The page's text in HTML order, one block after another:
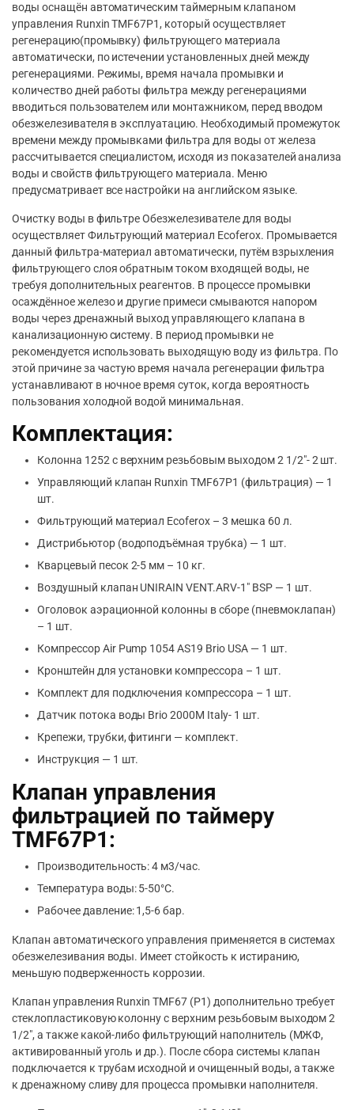
воды оснащён автоматическим таймерным клапаном
управления Runxin TMF67P1, который осуществляет
регенерацию(промывку) фильтрующего материала
автоматически, по истечении установленных дней между
регенерациями. Режимы, время начала промывки и
количество дней работы фильтра между регенерациями
вводиться пользователем или монтажником, перед вводом
обезжелезивателя в эксплуатацию. Необходимый промежуток
времени между промывками фильтра для воды от железа
рассчитывается специалистом, исходя из показателей анализа
воды и свойств фильтрующего материала. Меню
предусматривает все настройки на английском языке.
Очистку воды в фильтре Обезжелезивателе для воды
осуществляет Фильтрующий материал Ecoferox. Промывается
данный фильтра-материал автоматически, путём взрыхления
фильтрующего слоя обратным током входящей воды, не
требуя дополнительных реагентов. В процессе промывки
осаждённое железо и другие примеси смываются напором
воды через дренажный выход управляющего клапана в
канализационную систему. В период промывки не
рекомендуется использовать выходящую воду из фильтра. По
этой причине за частую время начала регенерации фильтра
устанавливают в ночное время суток, когда вероятность
пользования холодной водой минимальная.
Комплектация:
Колонна 1252 с верхним резьбовым выходом 2 1/2″- 2 шт.
Управляющий клапан Runxin TMF67P1 (фильтрация) — 1
шт.
Фильтрующий материал Ecoferox – 3 мешка 60 л.
Дистрибьютор (водоподъёмная трубка) — 1 шт.
Кварцевый песок 2-5 мм – 10 кг.
Воздушный клапан UNIRAIN VENT.ARV-1″ BSP — 1 шт.
Оголовок аэрационной колонны в сборе (пневмоклапан)
– 1 шт.
Компрессор Air Pump 1054 AS19 Brio USA — 1 шт.
Кронштейн для установки компрессора – 1 шт.
Комплект для подключения компрессора – 1 шт.
Датчик потока воды Brio 2000M Italy- 1 шт.
Крепежи, трубки, фитинги — комплект.
Инструкция — 1 шт.
Клапан управления
фильтрацией по таймеру
TMF67P1:
Производительность: 4 м3/час.
Температура воды: 5-50°C.
Рабочее давление: 1,5-6 бар.
Клапан автоматического управления применяется в системах
обезжелезивания воды. Имеет стойкость к истиранию,
меньшую подверженность коррозии.
Клапан управления Runxin TMF67 (P1) дополнительно требует
стеклопластиковую колонну с верхним резьбовым выходом 2
1/2″, а также какой-либо фильтрующий наполнитель (МЖФ,
активированный уголь и др.). После сбора системы клапан
подключается к трубам исходной и очищенный воды, а также
к дренажному сливу для процесса промывки наполнителя.